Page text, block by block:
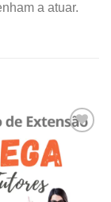
a atuar.